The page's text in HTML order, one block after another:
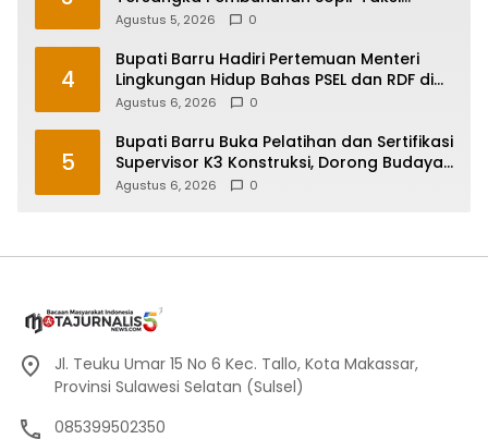
Online di Maros
Agustus 5, 2026 0
4
Bupati Barru Hadiri Pertemuan Menteri
Lingkungan Hidup Bahas PSEL dan RDF di
Sulsel
Agustus 6, 2026 0
5
Bupati Barru Buka Pelatihan dan Sertifikasi
Supervisor K3 Konstruksi, Dorong Budaya
Zero Accident
Agustus 6, 2026 0
Jl. Teuku Umar 15 No 6 Kec. Tallo, Kota Makassar,
Provinsi Sulawesi Selatan (Sulsel)
085399502350